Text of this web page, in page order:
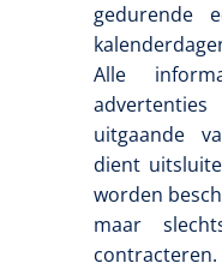
gedurende
Alle
uitgaande
dient
worden
maar
contracteren.